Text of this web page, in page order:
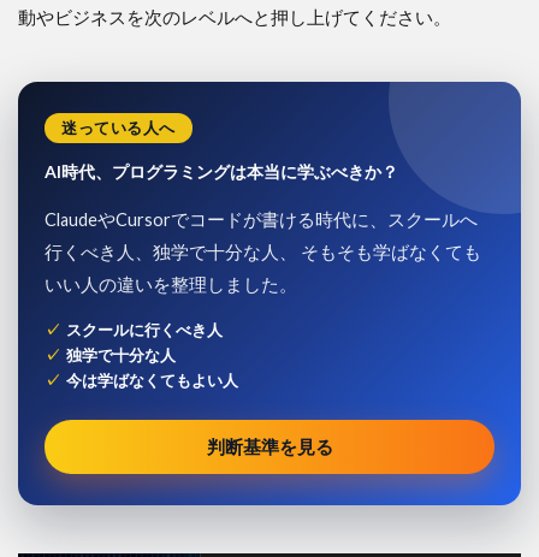
動やビジネスを次のレベルへと押し上げてください。
迷っている人へ
AI時代、プログラミングは本当に学ぶべきか？
ClaudeやCursorでコードが書ける時代に、スクールへ
行くべき人、独学で十分な人、 そもそも学ばなくても
いい人の違いを整理しました。
スクールに行くべき人
独学で十分な人
今は学ばなくてもよい人
判断基準を見る